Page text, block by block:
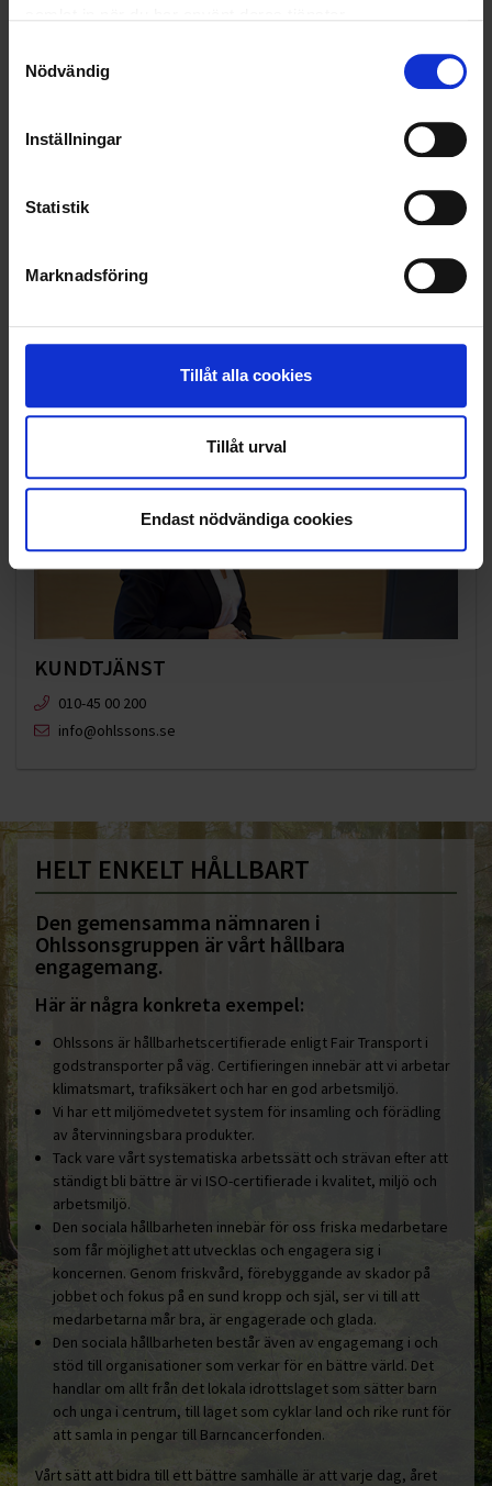
Nödvändig
Inställningar
Statistik
Marknadsföring
Tillåt alla cookies
Tillåt urval
Endast nödvändiga cookies
HÅLLBARHET
OHLSSONS REGION MITT
KUNDTJÄNST
010-45 00 200​
info@ohlssons.se
HELT ENKELT HÅLLBART
Den gemensamma nämnaren i
Ohlssonsgruppen är vårt hållbara
engagemang.
Här är några konkreta exempel:
Ohlssons är hållbarhetscertifierade enligt Fair Transport i
godstransporter på väg. Certifieringen innebär att vi arbetar
klimatsmart, trafiksäkert och har en god arbetsmiljö.
Vi har ett miljömedvetet system för insamling och förädling
av återvinningsbara produkter.
Tack vare vårt systematiska arbetssätt och strävan efter att
ständigt bli bättre är vi ISO-certifierade i kvalitet, miljö och
arbetsmiljö.
Den sociala hållbarheten innebär för oss friska medarbetare
som får möjlighet att utvecklas och engagera sig i
koncernen. Genom friskvård, förebyggande av skador på
jobbet och fokus på en sund kropp och själ, ser vi till att
medarbetarna mår bra, är engagerade och glada.
Den sociala hållbarheten består även av engagemang i och
stöd till organisationer som verkar för en bättre värld. Det
handlar om allt från det lokala idrottslaget som sätter barn
och unga i centrum, till laget som cyklar land och rike runt för
att samla in pengar till Barncancerfonden.
Vårt sätt att bidra till ett bättre samhälle är att varje dag, året